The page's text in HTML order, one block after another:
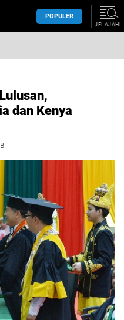
POPULER
JELAJAHI
dan Kenya